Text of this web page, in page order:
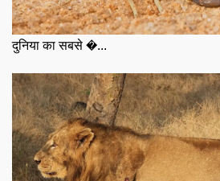
दुनिया का सबसे �...